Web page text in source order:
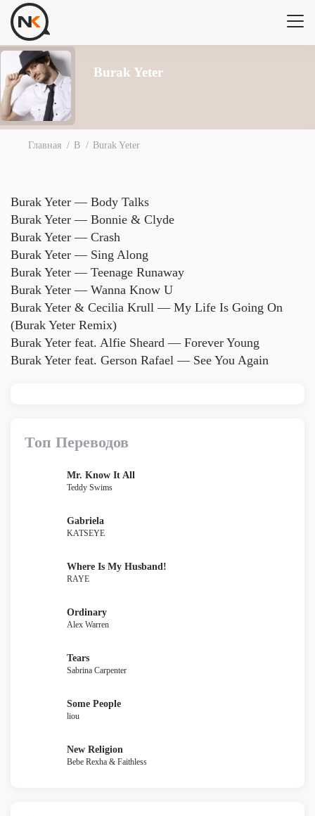
Burak Yeter
Главная B Burak Yeter
Burak Yeter — Body Talks
Burak Yeter — Bonnie & Clyde
Burak Yeter — Crash
Burak Yeter — Sing Along
Burak Yeter — Teenage Runaway
Burak Yeter — Wanna Know U
Burak Yeter & Cecilia Krull — My Life Is Going On
(Burak Yeter Remix)
Burak Yeter feat. Alfie Sheard — Forever Young
Burak Yeter feat. Gerson Rafael — See You Again
Топ Переводов
Mr. Know It All
Teddy Swims
Gabriela
KATSEYE
Where Is My Husband!
RAYE
Ordinary
Alex Warren
Tears
Sabrina Carpenter
Some People
liou
New Religion
Bebe Rexha & Faithless